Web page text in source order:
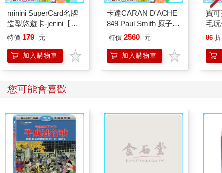
2024年底，逆回購餘額急遽下滑，轉而釋放流動性。
- TGA帳戶（美國財政部一般帳戶）：是財政部的「收入與支出」
帳戶。當財政部透過發債或課稅增加資金時，TGA 餘額增加，代
表資金從市場被吸收；相反地，政府進行支出時 TGA 餘額減少，
等於將資金回流至市場。
根據上述恒等式，在其他條件不變時，只要 SOMA 帳戶或貸款餘
使準備金下降。也就是說，銀行的準備金會依據聯準會、財政部
透過這樣的分析結構，我們能從更宏觀的角度掌握銀行流動性的
全貌，這對理解經濟與金融市場至關重要。
準備金是否仍是預測股市的關鍵指標？
未必如此。就我個人觀察而言，一旦聯準會結束量化緊縮政策，
minini SuperCard名牌
造型悠遊卡-jenini【受
託代銷】
特價 179 元
加入購物車
卡達CARAN D'ACHE
849 Paul Smith 原子筆
ED.5 條紋銀
特價 2560 元
加入購物車
寶
毛玩
86 折
您可能會喜歡